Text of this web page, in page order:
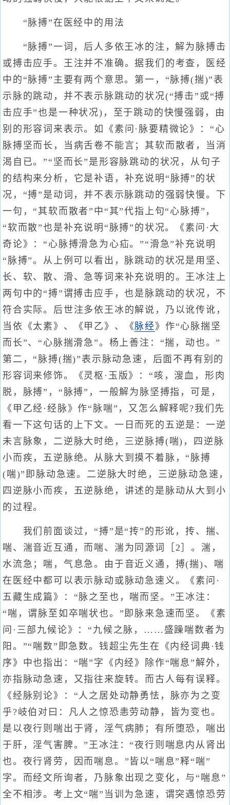
“脉搏”在医经中的用法
“脉搏”一词，后人多依王冰的注，解为脉搏击
或搏击应手。王注并不准确。据我们的考查，医经
中的“脉搏”主要有两个意思。第一，“脉搏(揣)”表
示脉的跳动，并不表示脉跳动的状况(“搏击”或“搏
击应手”也是一种状况)，至于跳动的快慢强弱，由
别的形容词来表示。如《素问·脉要精微论》：“心
脉搏坚而长，当病舌卷不能言；其软而散者，当消
渴自已。”“坚而长”是形容脉跳动的状况，从句子
的结构来分析，它是补语，补充说明“脉搏”的状
况，“搏”是动词，并不表示脉跳动的强弱快慢。下
一句，“其软而散者”中“其”代指上句“心脉搏”，
“软而散”也是补充说明“脉搏”的状况。《素问·大
奇论》：“心脉搏滑急为心疝。”“滑急”补充说明
“脉搏”。从上例可以看出，脉跳动的状况是用坚、
长、软、散、滑、急等词来补充说明的。王冰注上
两句中的“搏”谓搏击应手，也是脉跳动的状况，不
符合实际。后世注多依王冰的解说，乃以讹传讹，
当依《太素》、《甲乙》、《脉经》作“心脉揣坚
而长”、“心脉揣滑急”。杨上善注：“揣，动也。”
第二，“脉搏(揣)”表示脉动急速，后面不再有别的
形容词来修饰。《灵枢·玉版》：“咳，溲血，形肉
脱，脉搏”，“脉搏”，一般解为脉坚搏指，可是，
《甲乙经·经脉》作“脉喘”，又怎么解释呢?我们先
看一下这句话的上下文。一日而死的五逆是：一逆
未言脉象，二逆脉大时绝，三逆脉搏(喘)，四逆脉
小而疾，五逆脉绝。从脉大到摸不着脉，“脉搏
(喘)”即脉动急速。二逆脉大时绝，三逆脉动急速，
四逆脉小而疾，五逆脉绝，讲述的是脉动从大到小
的过程。
我们前面谈过，“搏”是“抟”的形讹，抟、揣、
喘、湍音近互通，而喘、湍为同源词［2］。湍，
水流急；喘，气息急。由于音近义通，搏(揣)、喘
在医经中都可以表示脉动或脉动急速义。《素问·
五藏生成篇》：“脉之至也，喘而坚。”王冰注：
“喘，谓脉至如卒喘状也。”即脉来急速而坚。《素
问·三部九候论》：“九候之脉，……盛躁喘数者为
阳。”“喘数”即急数。钱超尘先生在《内经词典·钱
序》中也指出：“喘”字《内经》除作“喘息”解外，
亦指脉动急速，又指往来旋转。而古人每有误释。
《经脉别论》：“人之居处动静勇怯，脉亦为之变
乎?岐伯对曰：凡人之惊恐恚劳动静，皆为变也。
是以夜行则喘出于肾，淫气病肺；有所堕恐，喘出
于肝，淫气害脾。”王冰注：“夜行则喘息内从肾出
也。夜行肾劳，因而喘息。”皆以“喘息”释“喘”
字。而经文所询者，乃脉象出现之变化，与“喘息”
全不相涉。考上文“喘”当训为急速，谓突遇惊恐劳